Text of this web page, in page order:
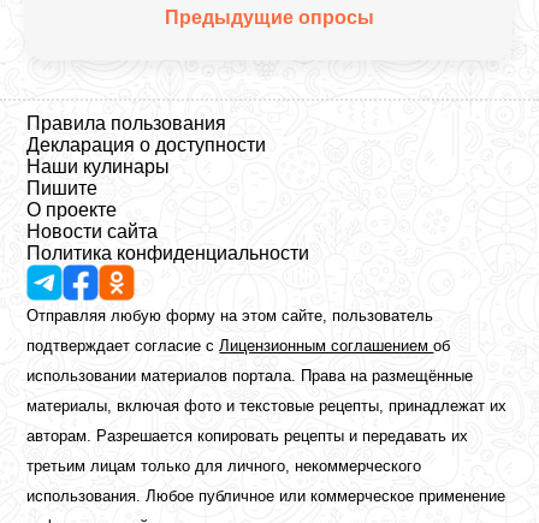
Предыдущие опросы
Правила пользования
Декларация о доступности
Наши кулинары
Пишите
О проекте
Новости сайта
Политика конфиденциальности
Отправляя любую форму на этом сайте, пользователь
подтверждает согласие сЛицензионным соглашениемоб
использовании материалов портала. Права на размещённые
материалы, включая фото и текстовые рецепты, принадлежат их
авторам. Разрешается копировать рецепты и передавать их
третьим лицам только для личного, некоммерческого
использования. Любое публичное или коммерческое применение